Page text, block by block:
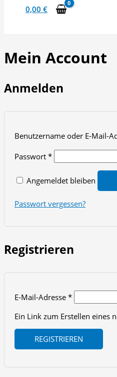
0,00 €
Mein Account
Anmelden
Benutzername oder E-Mail-
Passwort *Erforderlich
Angemeldet bleiben
Passwort vergessen?
Registrieren
E-Mail-Adresse *Erforderlich
Ein Link zum Erstellen eines
REGISTRIEREN